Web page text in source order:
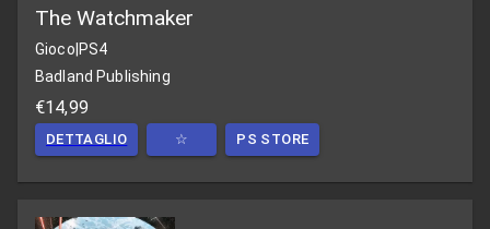
The Watchmaker
Gioco PS4
Badland Publishing
€14,99
DETTAGLIO ☆ PS STORE